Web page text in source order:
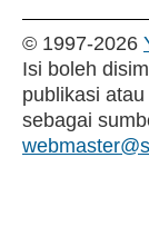
© 1997-2026
Isi boleh
publikasi
sebagai